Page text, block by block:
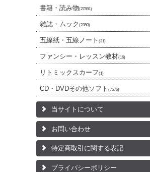
書籍・読み物(27891)
雑誌・ムック (2350)
五線紙・五線ノート (31)
ファンシー・レッスン教材(16)
リトミックスカーフ(1)
CD・DVDその他ソフト (7576)
当サイトについて
お問い合わせ
特定商取引に関する表記
プライバシーポリシー